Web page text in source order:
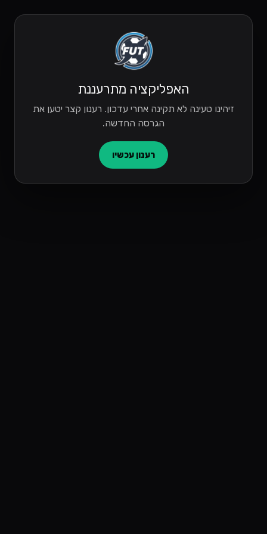
האפליקציה מתרעננת
זיהינו טעינה לא תקינה אחרי עדכון. רענון קצר יטען את
הגרסה החדשה.
רענון עכשיו